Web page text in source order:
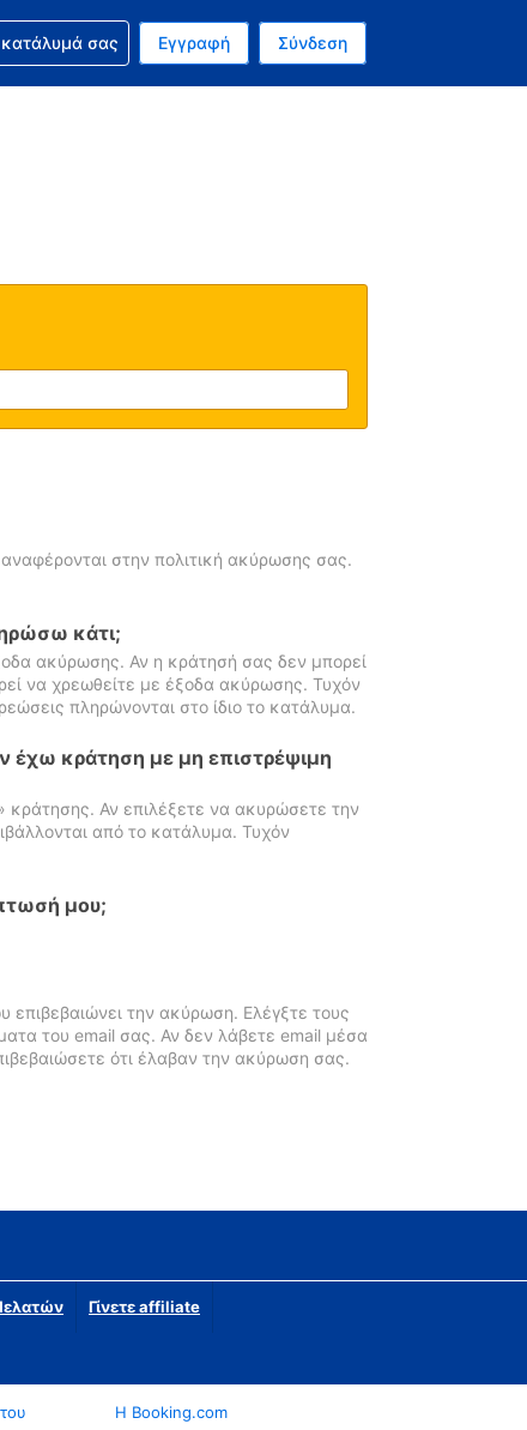
σας νόμισμα είναι Ευρώ
τωρινή σας γλώσσα είναι τα Ελληνικά
κράτησή σας
σας Εγγραφή Σύνδεση
στην πολιτική ακύρωσης σας.
κάτι;
ακύρωσης. Αν η κράτησή σας δεν μπορεί
να χρεωθείτε με έξοδα ακύρωσης. Τυχόν
πληρώνονται στο ίδιο το κατάλυμα.
κράτηση με μη επιστρέψιμη
κράτησης. Αν επιλέξετε να ακυρώσετε την
από το κατάλυμα. Τυχόν
μου;
την ακύρωση. Ελέγξτε τους
του email σας. Αν δεν λάβετε email μέσα
ότι έλαβαν την ακύρωση σας.
Γίνετε affiliate
Η Booking.com